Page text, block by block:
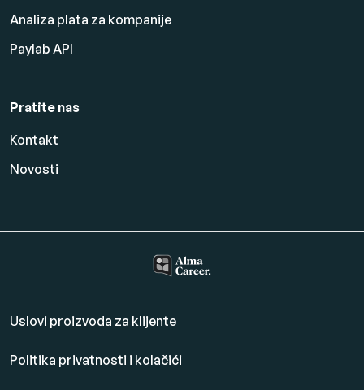
Analiza plata za kompanije
Paylab API
Pratite nas
Kontakt
Novosti
Uslovi proizvoda za klijente
Politika privatnosti i kolačići